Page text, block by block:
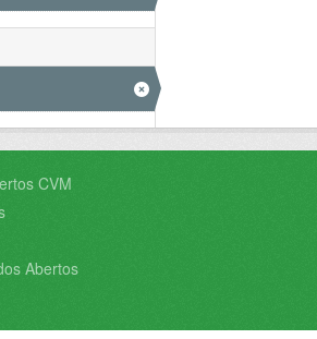
CVM
Abertos